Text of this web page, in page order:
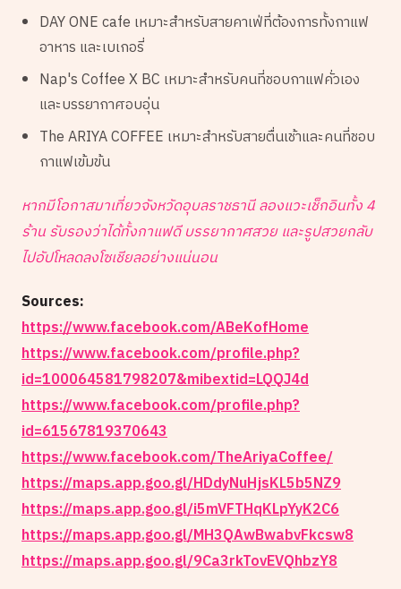
DAY ONE cafe เหมาะสำหรับสายคาเฟ่ที่ต้องการทั้งกาแฟ
อาหาร และเบเกอรี่
Nap's Coffee X BC เหมาะสำหรับคนที่ชอบกาแฟคั่วเอง
และบรรยากาศอบอุ่น
The ARIYA COFFEE เหมาะสำหรับสายตื่นเช้าและคนที่ชอบ
กาแฟเข้มข้น
หากมีโอกาสมาเที่ยวจังหวัดอุบลราชธานี ลองแวะเช็กอินทั้ง 4
ร้าน รับรองว่าได้ทั้งกาแฟดี บรรยากาศสวย และรูปสวยกลับ
ไปอัปโหลดลงโซเชียลอย่างแน่นอน
Sources:
https://www.facebook.com/ABeKofHome
https://www.facebook.com/profile.php?
id=100064581798207&mibextid=LQQJ4d
https://www.facebook.com/profile.php?
id=61567819370643
https://www.facebook.com/TheAriyaCoffee/
https://maps.app.goo.gl/HDdyNuHjsKL5b5NZ9
https://maps.app.goo.gl/i5mVFTHqKLpYyK2C6
https://maps.app.goo.gl/MH3QAwBwabvFkcsw8
https://maps.app.goo.gl/9Ca3rkTovEVQhbzY8